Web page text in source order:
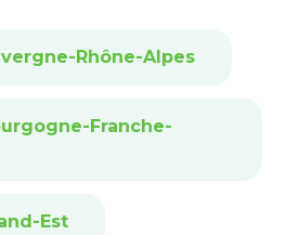
Rhône-Alpes
Franche-
Est